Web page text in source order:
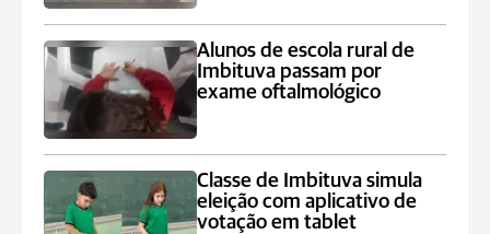
Alunos de escola rural de
Imbituva passam por
exame oftalmológico
Classe de Imbituva simula
eleição com aplicativo de
votação em tablet